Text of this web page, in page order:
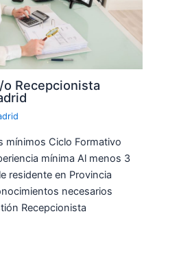
Recepcionista
mínimos Ciclo Formativo
mínima Al menos 3
residente en Provincia
necesarios
Recepcionista